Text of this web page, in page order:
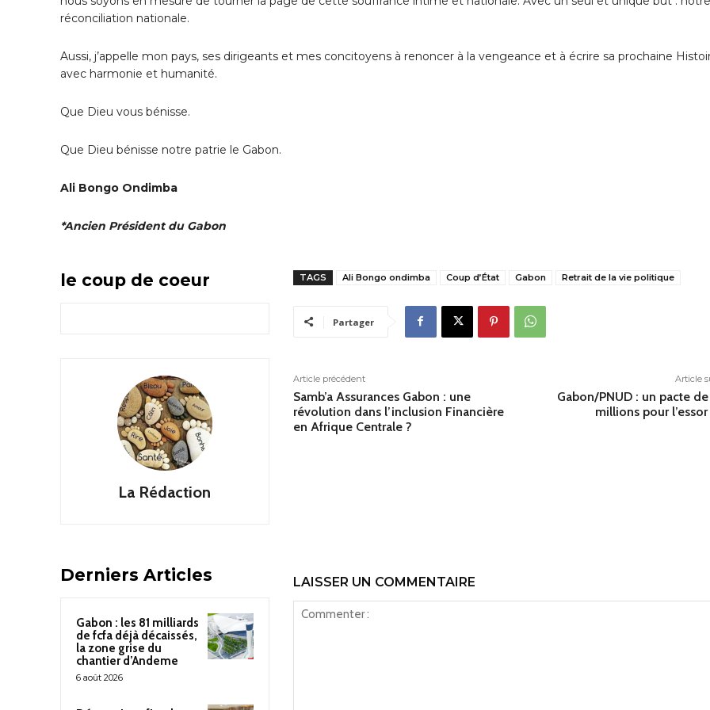
réconciliation nationale.
Aussi, j’appelle mon pays, ses dirigeants et mes concitoyens à renoncer à la vengeance et à écrire sa prochaine
avec harmonie et humanité.
Que Dieu vous bénisse.
Que Dieu bénisse notre patrie le Gabon.
Ali Bongo Ondimba
*Ancien Président du Gabon
le coup de coeur
La Rédaction
TAGS Ali Bongo ondimba Coup d’État Gabon Retrait de la vie politique
Partager
Article précédent
Samb’a Assurances Gabon : une
révolution dans l’inclusion Financière
en Afrique Centrale ?
Article
Gabon/PNUD : un pacte
millions pour
Derniers Articles
Gabon : les 81 milliards
de fcfa déjà décaissés,
la zone grise du
chantier d’Andeme
6 août 2026
LAISSER UN COMMENTAIRE